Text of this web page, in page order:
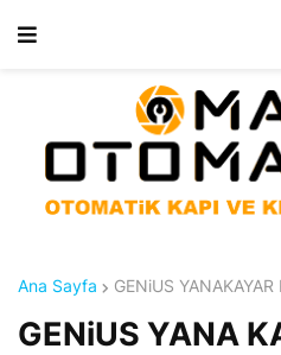
Ana Sayfa GENiUS
GENiUS YANA